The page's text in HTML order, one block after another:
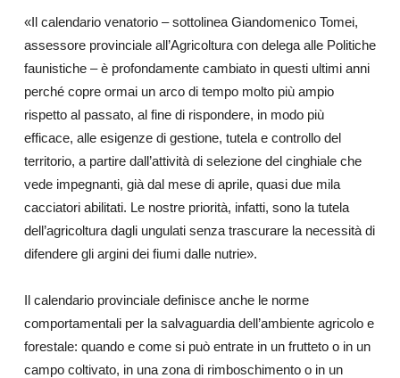
«Il calendario venatorio – sottolinea Giandomenico Tomei,
assessore provinciale all’Agricoltura con delega alle Politiche
faunistiche – è profondamente cambiato in questi ultimi anni
perché copre ormai un arco di tempo molto più ampio
rispetto al passato, al fine di rispondere, in modo più
efficace, alle esigenze di gestione, tutela e controllo del
territorio, a partire dall’attività di selezione del cinghiale che
vede impegnanti, già dal mese di aprile, quasi due mila
cacciatori abilitati. Le nostre priorità, infatti, sono la tutela
dell’agricoltura dagli ungulati senza trascurare la necessità di
difendere gli argini dei fiumi dalle nutrie».
Il calendario provinciale definisce anche le norme
comportamentali per la salvaguardia dell’ambiente agricolo e
forestale: quando e come si può entrate in un frutteto o in un
campo coltivato, in una zona di rimboschimento o in un